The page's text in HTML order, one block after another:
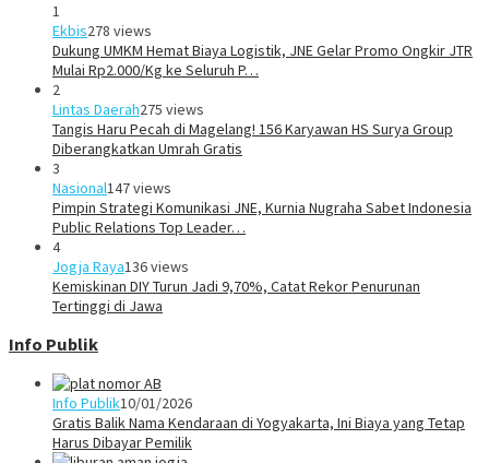
1
Ekbis278 views
Dukung UMKM Hemat Biaya Logistik, JNE Gelar Promo Ongkir JTR
Mulai Rp2.000/Kg ke Seluruh P…
2
Lintas Daerah275 views
Tangis Haru Pecah di Magelang! 156 Karyawan HS Surya Group
Diberangkatkan Umrah Gratis
3
Nasional147 views
Pimpin Strategi Komunikasi JNE, Kurnia Nugraha Sabet Indonesia
Public Relations Top Leader…
4
Jogja Raya136 views
Kemiskinan DIY Turun Jadi 9,70%, Catat Rekor Penurunan
Tertinggi di Jawa
Info Publik
Info Publik10/01/2026
Gratis Balik Nama Kendaraan di Yogyakarta, Ini Biaya yang Tetap
Harus Dibayar Pemilik